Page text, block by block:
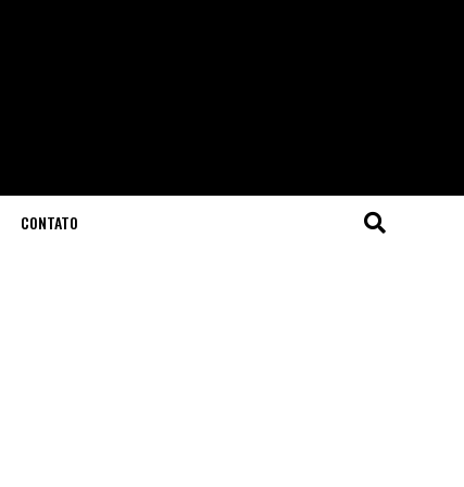
CONTATO